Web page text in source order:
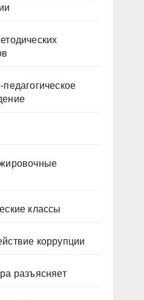
педагогическое
классы
коррупции
разъясняет